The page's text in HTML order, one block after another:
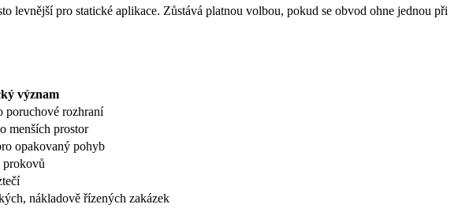
levnější pro statické aplikace. Zůstává platnou volbou, pokud se obvod ohne jednou při
význam
poruchové rozhraní
menších prostor
opakovaný pohyb
prokovů
nákladově řízených zakázek